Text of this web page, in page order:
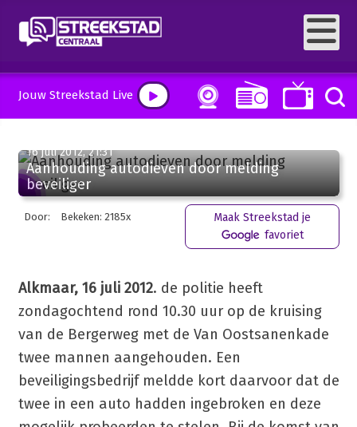
Jouw Streekstad Live
16 juli 2012, 21:31
Aanhouding autodieven door melding
beveiliger
Door: Bekeken: 2185x
Maak Streekstad je
favoriet
Alkmaar, 16 juli 2012. de politie heeft
zondagochtend rond 10.30 uur op de kruising
van de Bergerweg met de Van Oostsanenkade
twee mannen aangehouden. Een
beveiligingsbedrijf meldde kort daarvoor dat de
twee in een auto hadden ingebroken en deze